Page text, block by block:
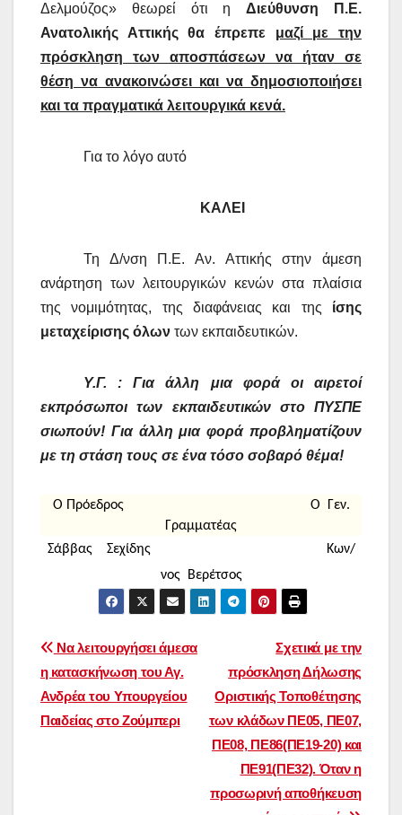
Δελμούζος» θεωρεί ότι ηΔιεύθυνση Π.Ε.
Ανατολικής Αττικής θα έπρεπε μαζί με την
πρόσκληση των αποσπάσεων να ήταν σε
θέση να ανακοινώσει και να δημοσιοποιήσει
και τα πραγματικά λειτουργικά κενά.
Για το λόγο αυτό
ΚΑΛΕΙ
Τη Δ/νση Π.Ε. Αν. Αττικής στην άμεση
ανάρτηση των λειτουργικών κενών στα πλαίσια
της νομιμότητας, της διαφάνειας και της ίσης
μεταχείρισης όλων των εκπαιδευτικών.
Υ.Γ. : Για άλλη μια φορά οι αιρετοί
εκπρόσωποι των εκπαιδευτικών στο ΠΥΣΠΕ
σιωπούν! Για άλλη μια φορά προβληματίζουν
με τη στάση τους σε ένα τόσο σοβαρό θέμα!
Ο Πρόεδρος Ο Γεν.
Γραμματέας
Σάββας Σεχίδης Κων/
νος Βερέτσος
Πλοήγηση
άρθρων
Σχετικά με την
πρόσκληση Δήλωσης
Οριστικής Τοποθέτησης
των κλάδων ΠΕ05, ΠΕ07,
ΠΕ08, ΠΕ86(ΠΕ19-20) και
ΠΕ91(ΠΕ32). Όταν η
προσωρινή αποθήκευση
Να λειτουργήσει άμεσα
η κατασκήνωση του Αγ.
Ανδρέα του Υπουργείου
Παιδείας στο Ζούμπερι